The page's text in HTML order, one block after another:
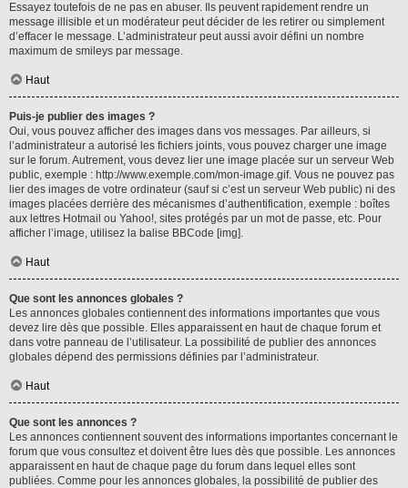
Essayez toutefois de ne pas en abuser. Ils peuvent rapidement rendre un
message illisible et un modérateur peut décider de les retirer ou simplement
d’effacer le message. L’administrateur peut aussi avoir défini un nombre
maximum de smileys par message.
Haut
Puis-je publier des images ?
Oui, vous pouvez afficher des images dans vos messages. Par ailleurs, si
l’administrateur a autorisé les fichiers joints, vous pouvez charger une image
sur le forum. Autrement, vous devez lier une image placée sur un serveur Web
public, exemple : http://www.exemple.com/mon-image.gif. Vous ne pouvez pas
lier des images de votre ordinateur (sauf si c’est un serveur Web public) ni des
images placées derrière des mécanismes d’authentification, exemple : boîtes
aux lettres Hotmail ou Yahoo!, sites protégés par un mot de passe, etc. Pour
afficher l’image, utilisez la balise BBCode [img].
Haut
Que sont les annonces globales ?
Les annonces globales contiennent des informations importantes que vous
devez lire dès que possible. Elles apparaissent en haut de chaque forum et
dans votre panneau de l’utilisateur. La possibilité de publier des annonces
globales dépend des permissions définies par l’administrateur.
Haut
Que sont les annonces ?
Les annonces contiennent souvent des informations importantes concernant le
forum que vous consultez et doivent être lues dès que possible. Les annonces
apparaissent en haut de chaque page du forum dans lequel elles sont
publiées. Comme pour les annonces globales, la possibilité de publier des